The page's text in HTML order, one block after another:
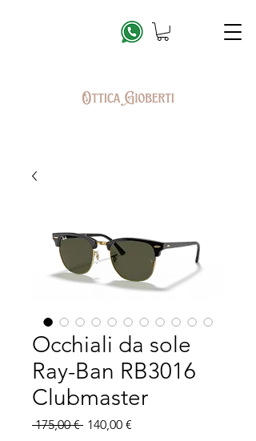
Occhiali da sole
Ray-Ban RB3016
Clubmaster
175,00 € Precio
140,00 €